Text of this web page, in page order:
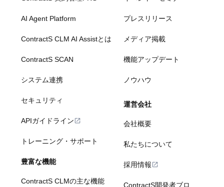
AI Agent Platform
ContractS CLM AI Assistとは
ContractS SCAN
システム連携
セキュリティ
APIガイドライン
トレーニング・サポート
豊富な機能
ContractS CLMの主な機能
プレスリリース
メディア掲載
機能アップデート
ノウハウ
運営会社
会社概要
私たちについて
採用情報
ContractS開発者ブロ